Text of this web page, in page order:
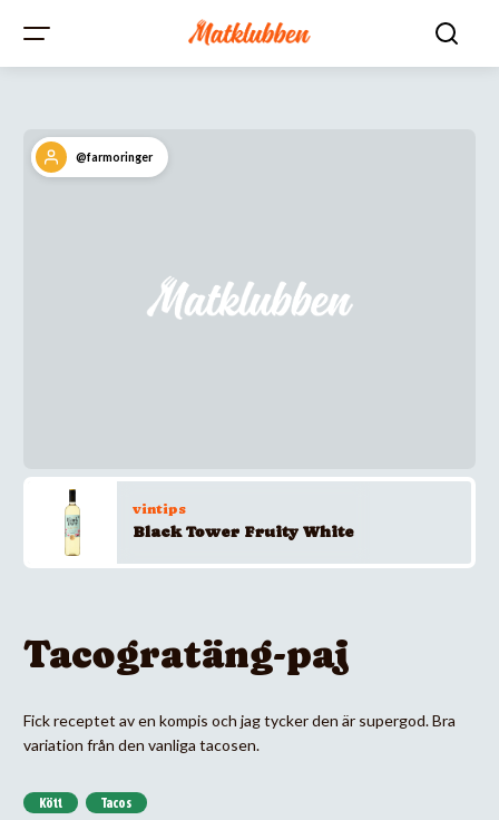
@farmoringer
vintips
Black Tower Fruity White
Tacogratäng-paj
Fick receptet av en kompis och jag tycker den är supergod. Bra
variation från den vanliga tacosen.
Kött Tacos